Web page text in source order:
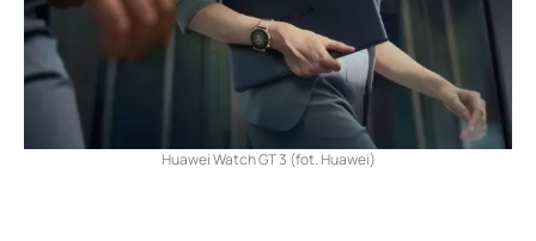
Huawei Watch GT 3 (fot. Huawei)